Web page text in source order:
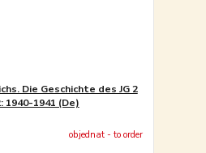
Die Geschichte des JG 2
1940-1941 (De)
objednat - to order